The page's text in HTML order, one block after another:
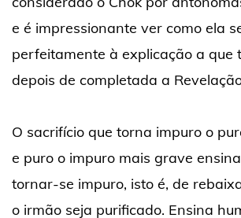
e é impressionante ver como ela
perfeitamente à explicação a que
depois de completada a
O sacrifício que torna impuro o
e puro o impuro mais grave
tornar-se impuro, isto é, de
o irmão seja purificado. Ensina